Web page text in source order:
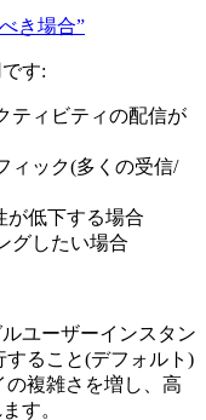
き場合”
す:
ティビティの配信が
ィック(多くの受信/
が低下する場合
グしたい場合
ユーザーインスタン
すること(デフォルト)
複雑さを増し、高
す。